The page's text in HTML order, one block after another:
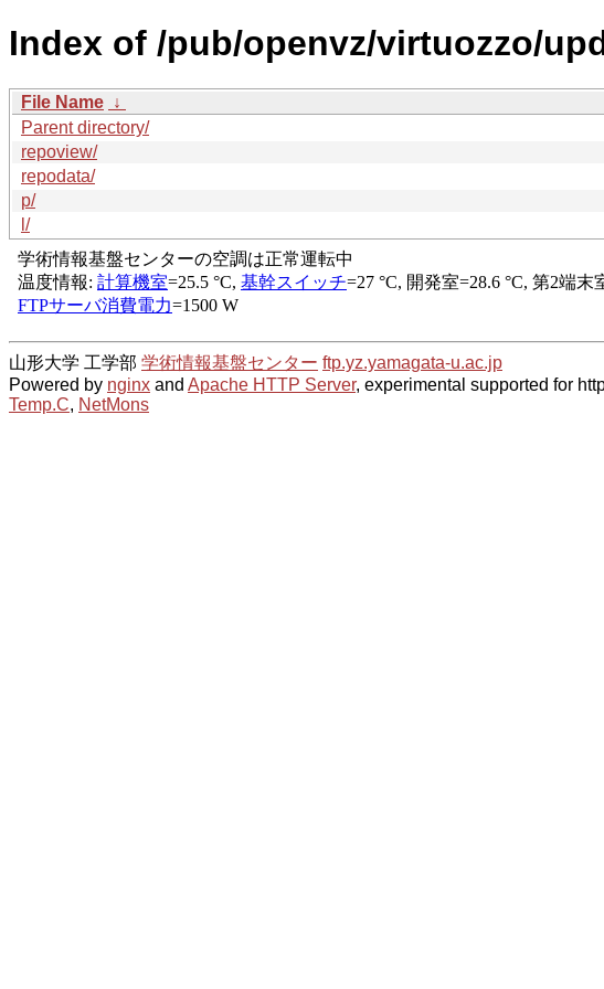
Index of /pub/openvz/virtuozzo/
File Name ↓
Parent directory/
repoview/
repodata/
p/
l/
山形大学 工学部 学術情報基盤センター ftp.yz.yamagata-u.ac.jp
Powered by nginx and Apache HTTP Server, experimental supported for
Temp.C, NetMons